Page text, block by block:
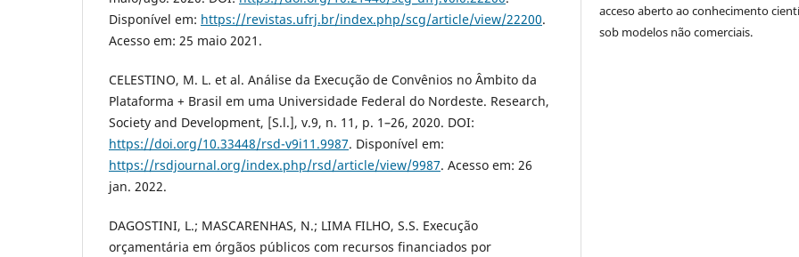
Disponível em: https://revistas.ufrj.br/index.php/scg/article/view/22200.
Acesso em: 25 maio 2021.
CELESTINO, M. L. et al. Análise da Execução de Convênios no Âmbito da
Plataforma + Brasil em uma Universidade Federal do Nordeste. Research,
Society and Development, [S.l.], v.9, n. 11, p. 1–26, 2020. DOI:
https://doi.org/10.33448/rsd-v9i11.9987. Disponível em:
https://rsdjournal.org/index.php/rsd/article/view/9987. Acesso em: 26
jan. 2022.
DAGOSTINI, L.; MASCARENHAS, N.; LIMA FILHO, S.S. Execução
orçamentária em órgãos públicos com recursos financiados por
acceso aberto ao conhecimento
sob modelos não comerciais.